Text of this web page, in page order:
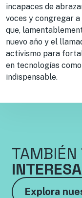
incapaces de
voces y congregar
que,
nuevo año y el
activismo para
en tecnologías
indispensable.
TAMBIÉN
Explora